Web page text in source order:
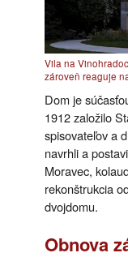
Vila na
zároveň reaguje
Dom je
1912 založilo
spisovateľov a
navrhli a
Moravec,
rekonštrukcia
dvojdomu.
Obnova